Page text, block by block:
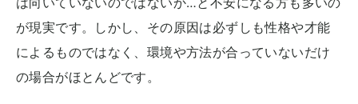
は向いていないのではないか…と不安になる方も多いの
が現実です。しかし、その原因は必ずしも性格や才能
によるものではなく、環境や方法が合っていないだけ
の場合がほとんどです。